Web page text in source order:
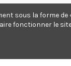
sous la forme
fonctionner le